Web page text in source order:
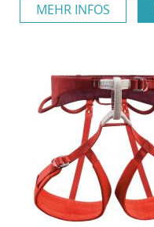
MEHR INFOS